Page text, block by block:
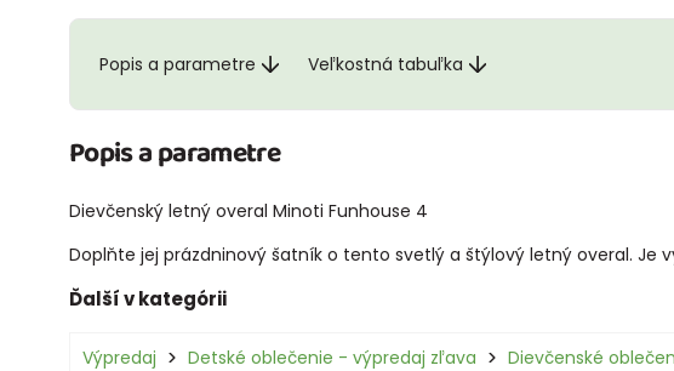
Popis a parametre Veľkostná tabuľka
Popis a parametre
Dievčenský letný overal Minoti Funhouse 4
Doplňte jej prázdninový šatník o tento svetlý a štýlový letný overal. Je
Ďalší v kategórii
Výpredaj Detské oblečenie - výpredaj zľava Dievčenské